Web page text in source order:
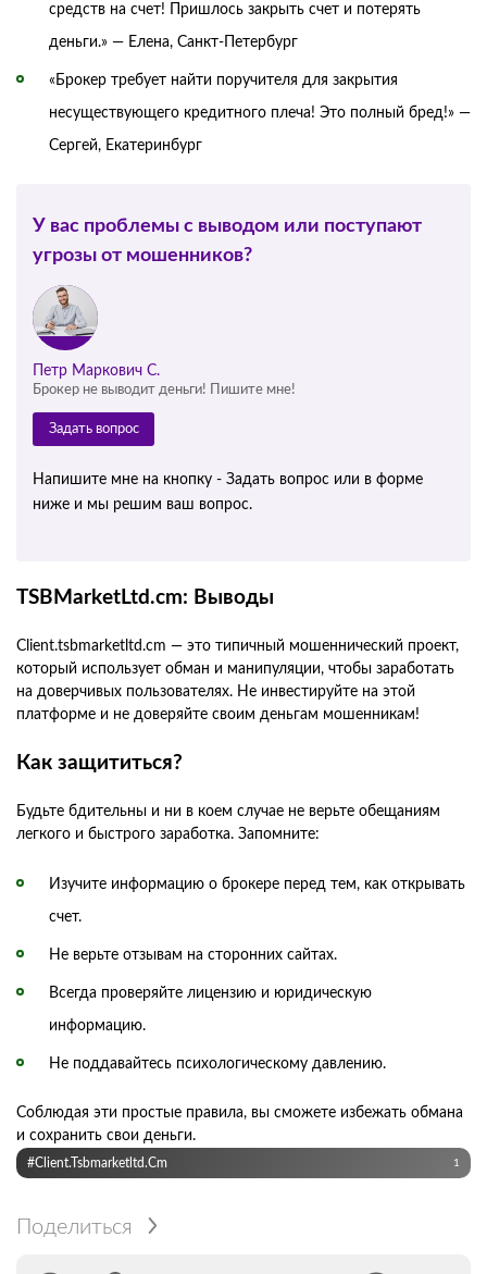
средств на счет! Пришлось закрыть счет и потерять
деньги.» — Елена, Санкт-Петербург
«Брокер требует найти поручителя для закрытия
несуществующего кредитного плеча! Это полный бред!» —
Сергей, Екатеринбург
У вас проблемы с выводом или поступают
угрозы от мошенников?
Петр Маркович С.
Брокер не выводит деньги! Пишите мне!
Задать вопрос
Напишите мне на кнопку - Задать вопрос или в форме
ниже и мы решим ваш вопрос.
TSBMarketLtd.cm: Выводы
Client.tsbmarketltd.cm — это типичный мошеннический проект,
который использует обман и манипуляции, чтобы заработать
на доверчивых пользователях. Не инвестируйте на этой
платформе и не доверяйте своим деньгам мошенникам!
Как защититься?
Будьте бдительны и ни в коем случае не верьте обещаниям
легкого и быстрого заработка. Запомните:
Изучите информацию о брокере перед тем, как открывать
счет.
Не верьте отзывам на сторонних сайтах.
Всегда проверяйте лицензию и юридическую
информацию.
Не поддавайтесь психологическому давлению.
Соблюдая эти простые правила, вы сможете избежать обмана
и сохранить свои деньги.
#Client.tsbmarketltd.cm 1
Поделиться